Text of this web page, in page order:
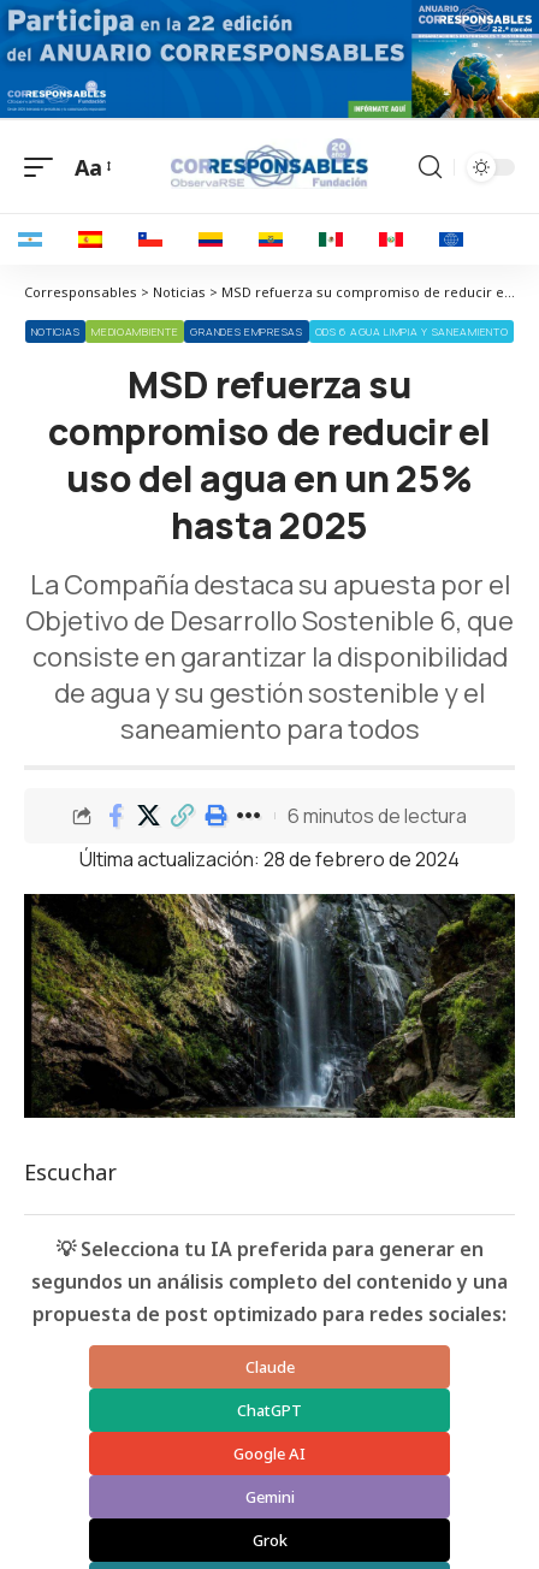
Aa
Corresponsables > Noticias > MSD refuerza su compromiso de reducir el uso del agua en un 25% hasta 2025
NOTICIAS MEDIOAMBIENTE GRANDES EMPRESAS ODS 6 AGUA LIMPIA Y SANEAMIENTO
MSD refuerza su
compromiso de reducir el
uso del agua en un 25%
hasta 2025
La Compañía destaca su apuesta por el
Objetivo de Desarrollo Sostenible 6, que
consiste en garantizar la disponibilidad
de agua y su gestión sostenible y el
saneamiento para todos
Última actualización: 28 de febrero de 2024
6 minutos de lectura
Escuchar
💡 Selecciona tu IA preferida para generar en
segundos un análisis completo del contenido y una
propuesta de post optimizado para redes sociales:
Claude
ChatGPT
Google AI
Gemini
Grok